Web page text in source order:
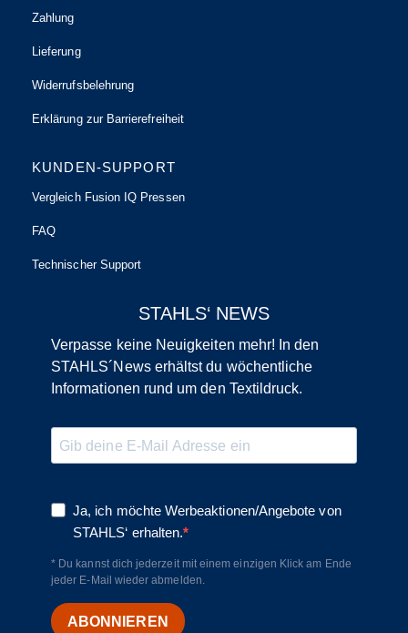
Zahlung
Lieferung
Widerrufsbelehrung
Erklärung zur Barrierefreiheit
KUNDEN-SUPPORT
Vergleich Fusion IQ Pressen
FAQ
Technischer Support
STAHLS‘ NEWS
Verpasse keine Neuigkeiten mehr! In den
STAHLS´News erhältst du wöchentliche
Informationen rund um den Textildruck.
Ja, ich möchte Werbeaktionen/Angebote von
STAHLS‘ erhalten.
* Du kannst dich jederzeit mit einem einzigen Klick am Ende
jeder E-Mail wieder abmelden.
ABONNIEREN